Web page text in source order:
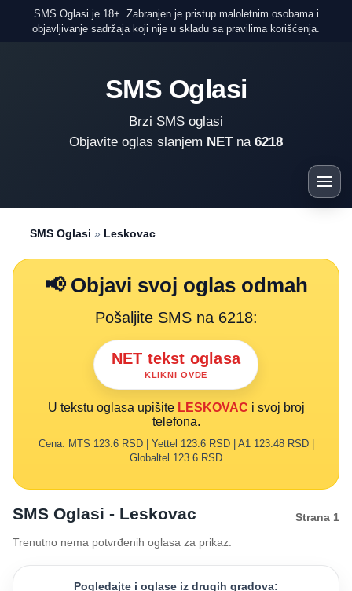
SMS Oglasi je 18+. Zabranjen je pristup maloletnim osobama i
objavljivanje sadržaja koji nije u skladu sa pravilima korišćenja.
SMS Oglasi
Brzi SMS oglasi
Objavite oglas slanjem NETna 6218
SMS Oglasi » Leskovac
📢 Objavi svoj oglas odmah
Pošaljite SMS na 6218:
NET tekst oglasa
KLIKNI OVDE
U tekstu oglasa upišite LESKOVAC i svoj broj
telefona.
Cena: MTS 123.6 RSD | Yettel 123.6 RSD | A1 123.48 RSD |
Globaltel 123.6 RSD
SMS Oglasi - Leskovac
Strana 1
Trenutno nema potvrđenih oglasa za prikaz.
Pogledajte i oglase iz drugih gradova: